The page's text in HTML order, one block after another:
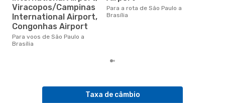
Viracopos/Campinas
International Airport,
Congonhas Airport
Para voos de São Paulo a
Brasília
Para a rota de São Paulo a
Brasília
Taxa de câmbio